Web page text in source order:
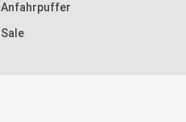
Anfahrpuffer
Sale